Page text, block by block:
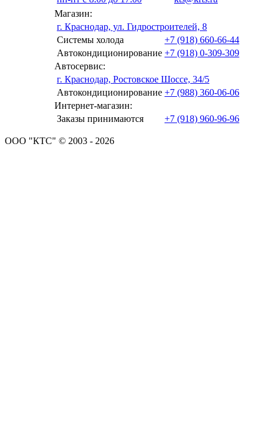
Магазин:
г. Краснодар, ул. Гидростроителей, 8
Системы холода
+7 (918) 660-66-44
Автокондиционирование +7 (918) 0-309-309
Автосервис:
г. Краснодар, Ростовское Шоссе, 34/5
Автокондиционирование +7 (988) 360-06-06
Интернет-магазин:
Заказы принимаются
+7 (918) 960-96-96
ООО "КТС" © 2003 - 2026